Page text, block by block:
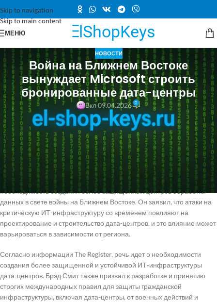
Skip to navigation
Skip to main content
МЕНЮ
НОВОСТИ
Война на Ближнем Востоке
вынуждает Microsoft строить
бронированные дата-центры
Вкл 09.04.2026 0
После начала атак США и Израиля на Иран и последующих
ответных ударов, в том числе на ИТ-инфраструктуру дата-центров
американских компаний, Microsoft намерена пересмотреть
подходы к проектированию и строительству новых центров
обработки данных. ИТ-компании привыкли к кибератакам на свою
инфраструктуру, но до 2026 года физические атаки на дата-центры
не регистрировались. Президент Microsoft Брэд Смит намекнул на
необходимость создания более защищенных центров обработки
данных в свете войны на Ближнем Востоке. Он заявил, что атаки на
критическую ИТ-инфраструктуру со временем повлияют на
проектирование и строительство дата-центров, и это влияние может
варьироваться в зависимости от региона.
Согласно информации The Register, речь идет о необходимости
создания более защищенной и устойчивой ИТ-инфраструктуры
дата-центров. Брэд Смит также призвал к разработке и принятию
строгих международных правил для защиты гражданской
инфраструктуры, включая дата-центры, от военных действий и